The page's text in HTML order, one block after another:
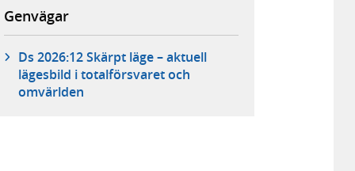
Genvägar
Ds 2026:12 Skärpt läge – aktuell
lägesbild i totalförsvaret och
omvärlden